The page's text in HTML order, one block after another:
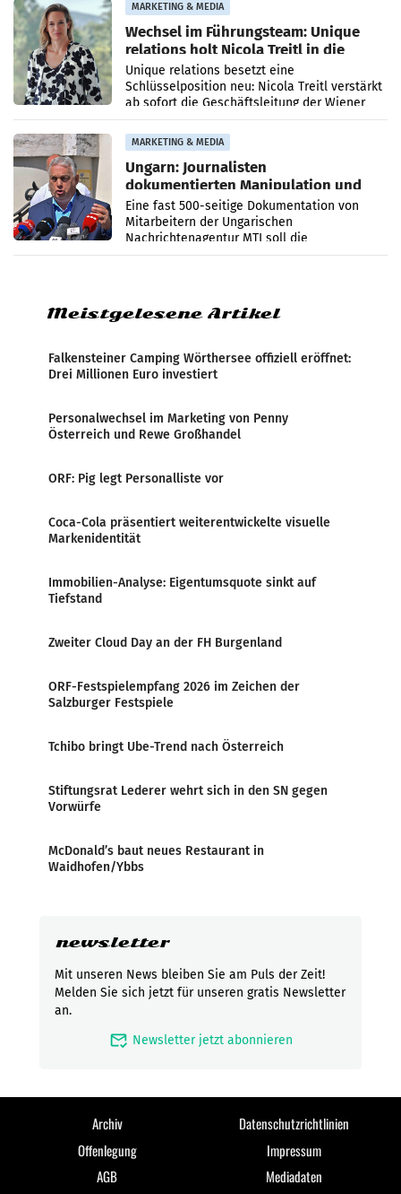
MARKETING & MEDIA
Wechsel im Führungsteam: Unique
relations holt Nicola Treitl in die
Geschäftsleitung
Unique relations besetzt eine
Schlüsselposition neu: Nicola Treitl verstärkt
ab sofort die Geschäftsleitung der Wiener
PR-Agentur an der Seite von Josef Kalina und
Anna Kalina-Mahr.
MARKETING & MEDIA
Ungarn: Journalisten
dokumentierten Manipulation und
Zensur
Eine fast 500-seitige Dokumentation von
Mitarbeitern der Ungarischen
Nachrichtenagentur MTI soll die
systematische Nachrichten-Manipulation und
Meistgelesene Artikel
Falkensteiner Camping Wörthersee offiziell eröffnet:
Drei Millionen Euro investiert
Personalwechsel im Marketing von Penny
Österreich und Rewe Großhandel
ORF: Pig legt Personalliste vor
Coca-Cola präsentiert weiterentwickelte visuelle
Markenidentität
Immobilien-Analyse: Eigentumsquote sinkt auf
Tiefstand
Zweiter Cloud Day an der FH Burgenland
ORF-Festspielempfang 2026 im Zeichen der
Salzburger Festspiele
Tchibo bringt Ube-Trend nach Österreich
Stiftungsrat Lederer wehrt sich in den SN gegen
Vorwürfe
McDonald’s baut neues Restaurant in
Waidhofen/Ybbs
newsletter
Mit unseren News bleiben Sie am Puls der Zeit!
Melden Sie sich jetzt für unseren gratis Newsletter
an.
mark_email_read Newsletter jetzt abonnieren
Archiv
Datenschutzrichtlinien
Offenlegung
Impressum
AGB
Mediadaten